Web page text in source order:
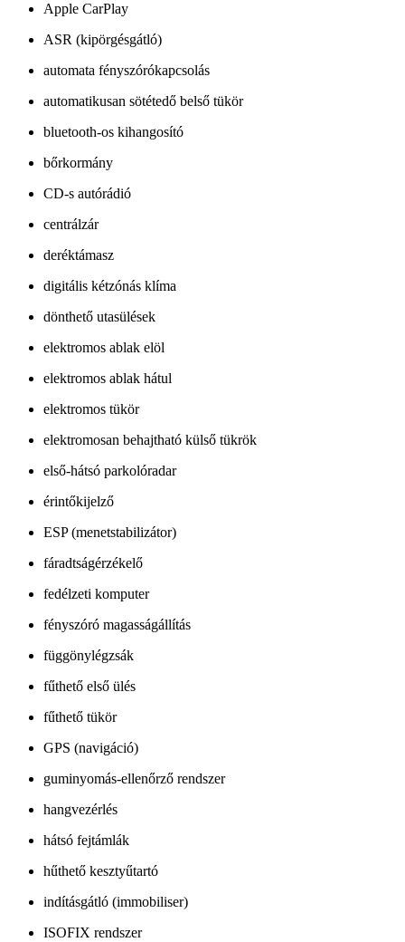
Apple CarPlay
ASR (kipörgésgátló)
automata fényszórókapcsolás
automatikusan sötétedő belső tükör
bluetooth-os kihangosító
bőrkormány
CD-s autórádió
centrálzár
deréktámasz
digitális kétzónás klíma
dönthető utasülések
elektromos ablak elöl
elektromos ablak hátul
elektromos tükör
elektromosan behajtható külső tükrök
első-hátsó parkolóradar
érintőkijelző
ESP (menetstabilizátor)
fáradtságérzékelő
fedélzeti komputer
fényszóró magasságállítás
függönylégzsák
fűthető első ülés
fűthető tükör
GPS (navigáció)
guminyomás-ellenőrző rendszer
hangvezérlés
hátsó fejtámlák
hűthető kesztyűtartó
indításgátló (immobiliser)
ISOFIX rendszer